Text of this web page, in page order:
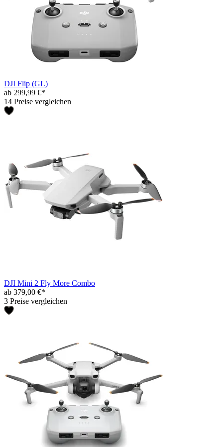
DJI Flip (GL)
ab 299,99 €*
14 Preise vergleichen
DJI Mini 2 Fly More Combo
ab 379,00 €*
3 Preise vergleichen